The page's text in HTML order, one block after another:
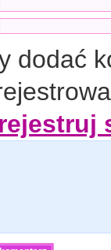
dodać